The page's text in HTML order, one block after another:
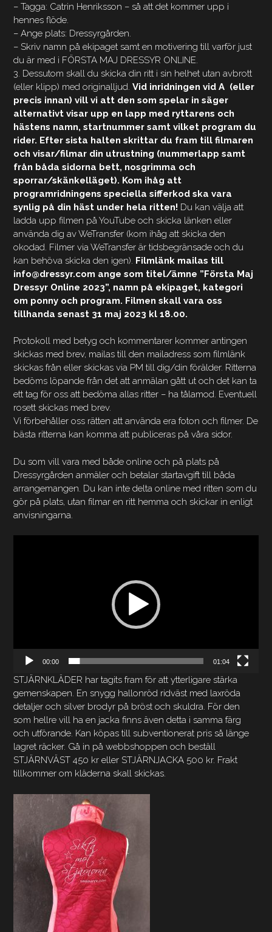
– Tagga: Catrin Henriksson – så att det kommer upp i
hennes flöde.
– Ange plats: Dressyrgården.
– Skriv namn på ekipaget samt en motivering till varför just
du är med i FÖRSTA MAJ DRESSYR ONLINE.
3. Dessutom skall du skicka din ritt i sin helhet utan avbrott
(eller klipp) med originalljud. Vid inridningen vid A (eller
precis innan) vill vi att den som spelar in säger
alternativt visar upp en lapp med ryttarens och
hästens namn, startnummer samt vilket program du
rider. Efter sista halten skrittar du fram till filmaren
och visar/filmar din utrustning (nummerlapp samt
från båda sidorna bett, nosgrimma och
sporrar/skänkelläget). Kom ihåg att
programridningens speciella sifferkod ska vara
synlig på din häst under hela ritten! Du kan välja att
ladda upp filmen på YouTube och skicka länken eller
använda dig av WeTransfer (kom ihåg att skicka den
okodad. Filmer via WeTransfer är tidsbegränsade och du
kan behöva skicka den igen). Filmlänk mailas till
info@dressyr.com ange som titel/ämne ”Första Maj
Dressyr Online 2023”, namn på ekipaget, kategori
om ponny och program. Filmen skall vara oss
tillhanda senast 31 maj 2023 kl 18.00.
Protokoll med betyg och kommentarer kommer antingen
skickas med brev, mailas till den mailadress som filmlänk
skickas från eller skickas via PM till dig/din förälder. Ritterna
bedöms löpande från det att anmälan gått ut och det kan ta
ett tag för oss att bedöma allas ritter – ha tålamod. Eventuell
rosett skickas med brev.
Vi förbehåller oss rätten att använda era foton och filmer. De
bästa ritterna kan komma att publiceras på våra sidor.
Du som vill vara med både online och på plats på
Dressyrgården anmäler och betalar startavgift till båda
arrangemangen. Du kan inte delta online med ritten som du
gör på plats, utan filmar en ritt hemma och skickar in enligt
anvisningarna.
00:00 01:04
STJÄRNKLÄDER har tagits fram för att ytterligare stärka
gemenskapen. En snygg hallonröd ridväst med laxröda
detaljer och silver brodyr på bröst och skuldra. För den
som hellre vill ha en jacka finns även detta i samma färg
och utförande. Kan köpas till subventionerat pris så länge
lagret räcker. Gå in på webbshoppen och beställ
STJÄRNVÄST 450 kr eller STJÄRNJACKA 500 kr. Frakt
tillkommer om kläderna skall skickas.